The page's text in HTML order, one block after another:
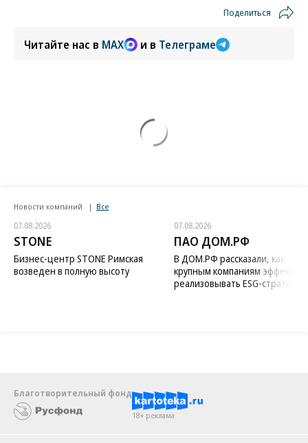
Поделиться
Читайте нас в MAX и в Телеграме
Новости компаний Все
07.08.2026
STONE
Бизнес-центр STONE Римская
возведен в полную высоту
07.08.2026
ПАО ДОМ.РФ
В ДОМ.РФ рассказали, как
крупным компаниям
реализовывать ESG-стратегию
Благотворительный фонд
18+ реклама